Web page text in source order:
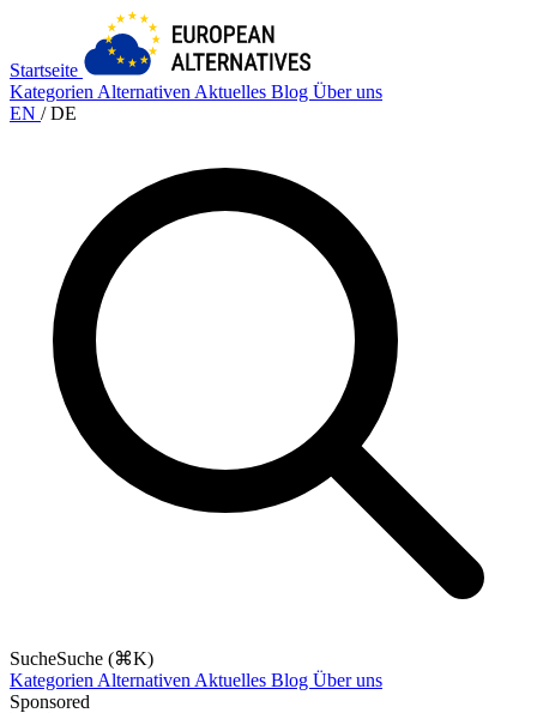
Startseite
Kategorien Alternativen Aktuelles Blog Über uns
EN / DE
SucheSuche (⌘K)
Kategorien Alternativen Aktuelles Blog Über uns
Sponsored